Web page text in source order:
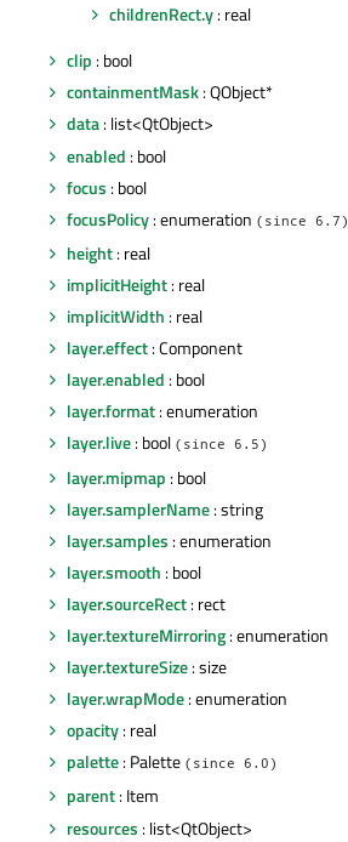
childrenRect.y: real
clip : bool
containmentMask: QObject*
data: list<QtObject>
enabled : bool
focus : bool
focusPolicy: enumeration (since 6.7)
height: real
implicitHeight: real
implicitWidth : real
layer.effect: Component
layer.enabled : bool
layer.format: enumeration
layer.live: bool (since 6.5)
layer.mipmap : bool
layer.samplerName: string
layer.samples : enumeration
layer.smooth : bool
layer.sourceRect: rect
layer.textureMirroring: enumeration
layer.textureSize: size
layer.wrapMode: enumeration
opacity: real
palette: Palette (since 6.0)
parent: Item
resources : list<QtObject>